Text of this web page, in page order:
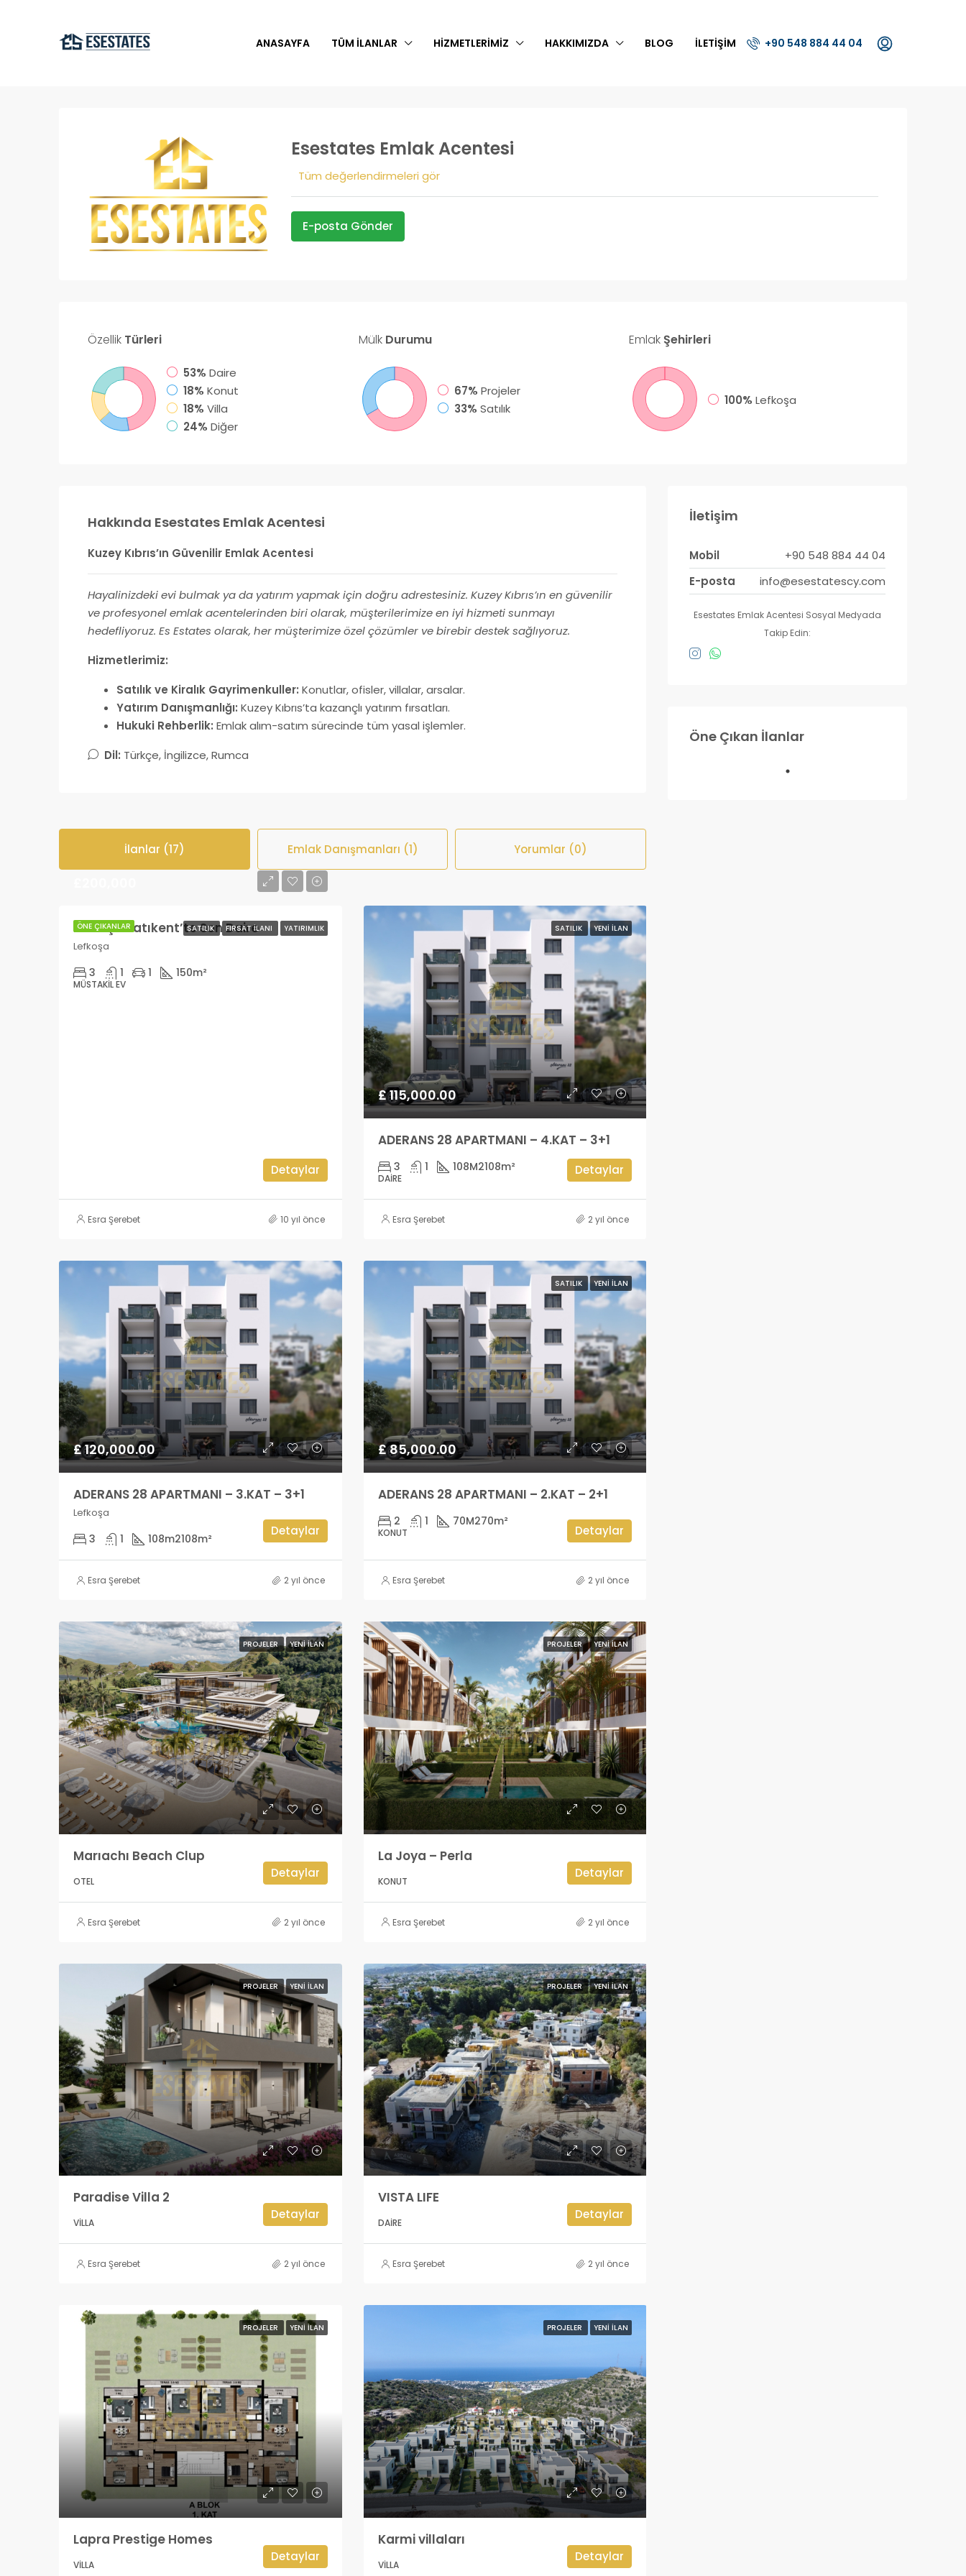
ANASAYFA TÜM İLANLAR HIZMETLERIMIZ HAKKIMIZDA BLOG İLETIŞIM +90 548 884 44 04
Esestates Emlak Acentesi
Tüm değerlendirmeleri gör
E-posta Gönder
Özellik Türleri
53% Daire
18% Konut
18% Villa
24% Diğer
MülkDurumu
67% Projeler
33% Satılık
Emlak Şehirleri
100% Lefkoşa
Hakkında Esestates Emlak Acentesi
Kuzey Kıbrıs’ın Güvenilir Emlak Acentesi
Hayalinizdeki evi bulmak ya da yatırım yapmak için doğru adrestesiniz. Kuzey Kıbrıs’ın en güvenilir
ve profesyonel emlak acentelerinden biri olarak, müşterilerimize en iyi hizmeti sunmayı
hedefliyoruz. Es Estates olarak, her müşterimize özel çözümler ve birebir destek sağlıyoruz.
Hizmetlerimiz:
Satılık ve Kiralık Gayrimenkuller: Konutlar, ofisler, villalar, arsalar.
Yatırım Danışmanlığı: Kuzey Kıbrıs’ta kazançlı yatırım fırsatları.
Hukuki Rehberlik: Emlak alım-satım sürecinde tüm yasal işlemler.
Dil: Türkçe, İngilizce, Rumca
İlanlar (17) Emlak Danışmanları (1) Yorumlar (0)
ÖNE ÇIKANLAR SATILIK FIRSAT İLANI YATIRIMLIK
Lefkoşa Batıkent’te Son Daire
Lefkoşa
3 1 1 150m²
MÜSTAKIL EV
Detaylar
Esra Şerebet 10 yıl önce
SATILIK YENI İLAN
£ 115,000.00
ADERANS 28 APARTMANI – 4.KAT – 3+1
3 1 108M2108m²
DAIRE
Detaylar
Esra Şerebet 2 yıl önce
£ 120,000.00
ADERANS 28 APARTMANI – 3.KAT – 3+1
Lefkoşa
3 1 108m2108m²
Detaylar
Esra Şerebet 2 yıl önce
SATILIK YENI İLAN
£ 85,000.00
ADERANS 28 APARTMANI – 2.KAT – 2+1
2 1 70M270m²
KONUT Detaylar
Esra Şerebet 2 yıl önce
PROJELER YENI İLAN
Marıachı Beach Clup
OTEL
Detaylar
Esra Şerebet 2 yıl önce
PROJELER YENI İLAN
La Joya – Perla
KONUT
Detaylar
Esra Şerebet 2 yıl önce
PROJELER YENI İLAN
Paradise Villa 2
VILLA
Detaylar
Esra Şerebet 2 yıl önce
PROJELER YENI İLAN
VISTA LIFE
DAIRE
Detaylar
Esra Şerebet 2 yıl önce
PROJELER YENI İLAN
Lapra Prestige Homes
VILLA
Detaylar
PROJELER YENI İLAN
Karmi villaları
VILLA
Detaylar
İletişim
Mobil
+90 548 884 44 04
E-posta
info@esestatescy.com
Esestates Emlak Acentesi Sosyal Medyada
Takip Edin:
Öne Çıkan İlanlar
£200,000
Lefkoşa